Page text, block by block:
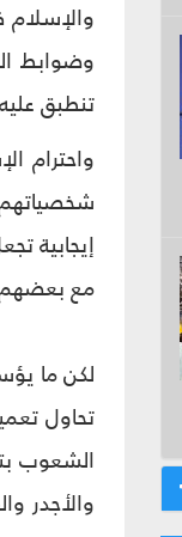
والإسلام
وضوابط
تنطبق
واحترام
شخصياتهم
إيجابية
مع بعضهم
لكن ما
تحاول
الشعوب
والأجدر